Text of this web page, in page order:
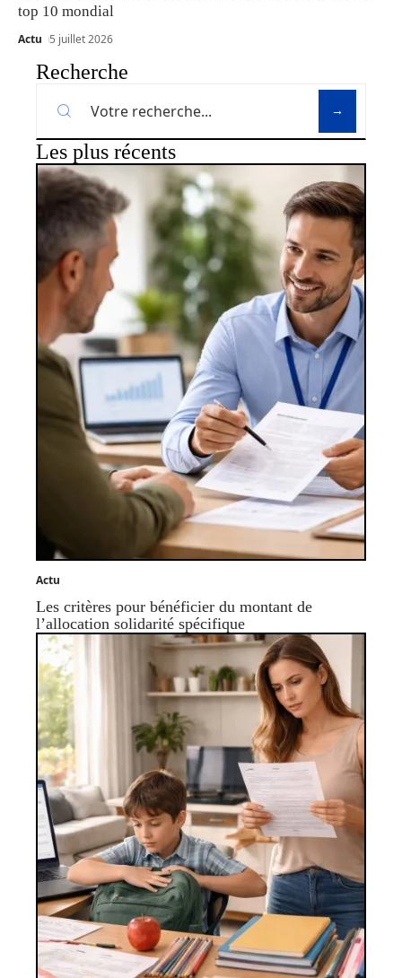
top 10 mondial
Actu 5 juillet 2026
Recherche
Les plus récents
Actu
Les critères pour bénéficier du montant de
l’allocation solidarité spécifique